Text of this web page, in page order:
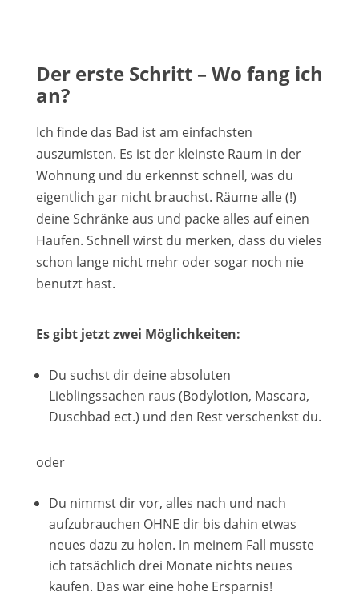
Der erste Schritt – Wo fang ich
an?
Ich finde das Bad ist am einfachsten
auszumisten. Es ist der kleinste Raum in der
Wohnung und du erkennst schnell, was du
eigentlich gar nicht brauchst. Räume alle (!)
deine Schränke aus und packe alles auf einen
Haufen. Schnell wirst du merken, dass du vieles
schon lange nicht mehr oder sogar noch nie
benutzt hast.
Es gibt jetzt zwei Möglichkeiten:
Du suchst dir deine absoluten
Lieblingssachen raus (Bodylotion, Mascara,
Duschbad ect.) und den Rest verschenkst du.
oder
Du nimmst dir vor, alles nach und nach
aufzubrauchen OHNE dir bis dahin etwas
neues dazu zu holen. In meinem Fall musste
ich tatsächlich drei Monate nichts neues
kaufen. Das war eine hohe Ersparnis!